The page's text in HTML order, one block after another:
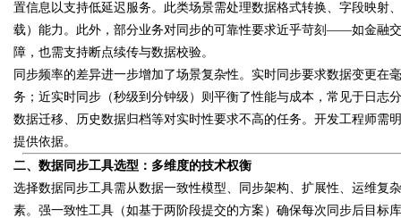
ar
置信息以支持低延迟服务。此类场景需处理数据格式转换、字段映射
载）能力。此外，部分业务对同步的可靠性要求近乎苛刻——如金融
障，也需支持断点续传与数据校验。
同步频率的差异进一步增加了场景复杂性。实时同步要求数据变更
务；近实时同步（秒级到分钟级）则平衡了性能与成本，常见于日志
数据迁移、历史数据归档等对实时性要求不高的任务。开发工程师需
提供依据。
二、数据同步工具选型：多维度的技术权衡
选择数据同步工具需从数据一致性模型、同步架构、扩展性、运维复
素。强一致性工具（如基于两阶段提交的方案）确保每次同步后目标